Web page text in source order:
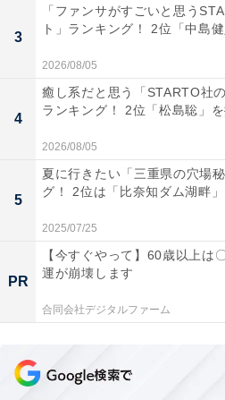
1位：反町隆史×松嶋菜々子
／#反町隆史さんと#
ビジュアル
どんな日々を積み重
どんな自分でありたい
男の美しさは、
https://t.co/
3
「ファンサがすごいと思う
ト」ランキング！ 2位「中島健
2026/08/05
4
癒し系だと思う「STARTO社
ランキング！ 2位「松島聡」を
2026/08/05
5
夏に行きたい「三重県の穴場
グ！ 2位は「比奈知ダム湖畔」
2025/07/25
PR
【今すぐやって】60歳以上は
運が崩壊します
合同会社デジタルファーム